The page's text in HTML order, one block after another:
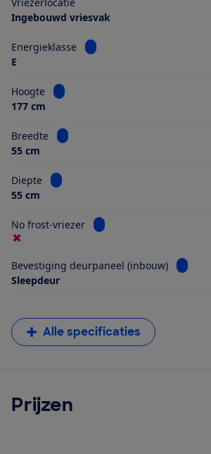
Ingebouwd vriesvak
Energieklasse
Bekijk informatie voor
E
Hoogte
Bekijk informatie voor Hoogte
177 cm
Breedte
Bekijk informatie voor Breedte
55 cm
Diepte
Bekijk informatie voor Diepte
55 cm
No frost-vriezer Bekijk informatie voor
Bevestiging deurpaneel (inbouw)
Bekijk
Sleepdeur
Alle specificaties
Prijzen